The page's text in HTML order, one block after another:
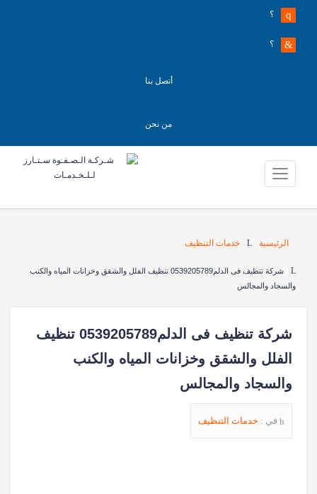
؟
أتصل بنا
من نحن
الرئيسية خدمات التنظيف
شركة تنظيف فى الدلم0539205789 تنظيف الفلل والشقق وخزانات المياه والكنب
والسجاد والمجالس
شركة تنظيف فى الدلم0539205789 تنظيف
الفلل والشقق وخزانات المياه والكنب
والسجاد والمجالس
في : خدمات التنظيف